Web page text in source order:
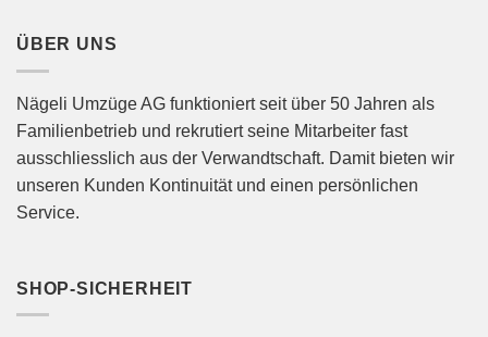
ÜBER UNS
Nägeli Umzüge AG funktioniert seit über 50 Jahren als
Familienbetrieb und rekrutiert seine Mitarbeiter fast
ausschliesslich aus der Verwandtschaft. Damit bieten wir
unseren Kunden Kontinuität und einen persönlichen
Service.
SHOP-SICHERHEIT